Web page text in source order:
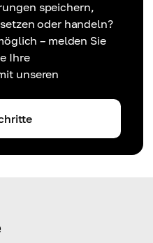
speichern,
oder handeln?
– melden Sie
Ihre
unseren